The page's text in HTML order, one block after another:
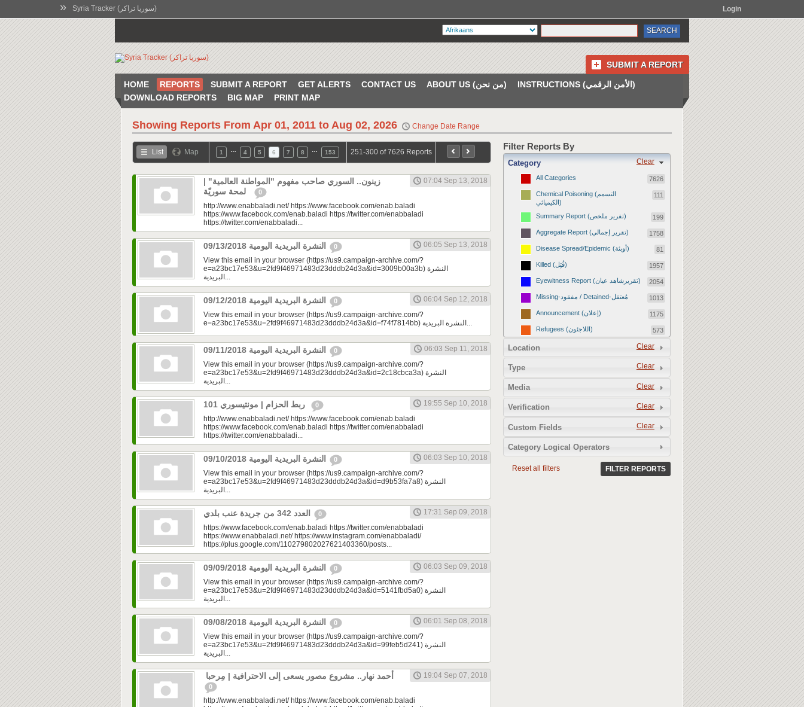
» Syria Tracker (سوريا تراكر) Login
SUBMIT A REPORT
HOME REPORTS SUBMIT A REPORT GET ALERTS CONTACT US ABOUT US (من نحن)
INSTRUCTIONS (الأمن الرقمي)
DOWNLOAD REPORTS
BIG MAP PRINT MAP
Showing Reports From Apr 01, 2011 to Aug 02, 2026 Change Date Range
List Map 1 4 5 6 7 8 153 251-300 of 7626 Reports
زينون.. السوري صاحب مفهوم "المواطنة العالمية" |
0
07:04 Sep 13, 2018
http://www.enabbaladi.net/ https://www.facebook.com/enab.baladi
https://www.facebook.com/enab.baladi https://twitter.com/enabbaladi
https://twitter.com/enabbaladi...
0
06:05 Sep 13, 2018
View this email in your browser (https://us9.campaign-archive.com/?
e=a23bc17e53&u=2fd9f46971483d23dddb24d3a&id=3009b00a3b) النشرة
البريدية...
0
06:04 Sep 12, 2018
View this email in your browser (https://us9.campaign-archive.com/?
e=a23bc17e53&u=2fd9f46971483d23dddb24d3a&id=f74f7814bb) النشرة البريدية...
0
06:03 Sep 11, 2018
View this email in your browser (https://us9.campaign-archive.com/?
e=a23bc17e53&u=2fd9f46971483d23dddb24d3a&id=2c18cbca3a) النشرة
البريدية...
0
19:55 Sep 10, 2018
http://www.enabbaladi.net/ https://www.facebook.com/enab.baladi
https://www.facebook.com/enab.baladi https://twitter.com/enabbaladi
https://twitter.com/enabbaladi...
0
06:03 Sep 10, 2018
View this email in your browser (https://us9.campaign-archive.com/?
e=a23bc17e53&u=2fd9f46971483d23dddb24d3a&id=d9b53fa7a8) النشرة
البريدية...
0
17:31 Sep 09, 2018
https://www.facebook.com/enab.baladi https://twitter.com/enabbaladi
https://www.enabbaladi.net/ https://www.instagram.com/enabbaladi/
https://plus.google.com/110279802027621403360/posts...
0
06:03 Sep 09, 2018
View this email in your browser (https://us9.campaign-archive.com/?
e=a23bc17e53&u=2fd9f46971483d23dddb24d3a&id=5141fbd5a0) النشرة
البريدية...
0
06:01 Sep 08, 2018
View this email in your browser (https://us9.campaign-archive.com/?
e=a23bc17e53&u=2fd9f46971483d23dddb24d3a&id=99feb5d241) النشرة
البريدية...
أحمد نهار.. مشروع مصور يسعى إلى الاحترافية | مِرحبا
0
19:04 Sep 07, 2018
http://www.enabbaladi.net/ https://www.facebook.com/enab.baladi
Filter Reports By
Clear
Category
All Categories 7626
Chemical Poisoning (التسمم
الكيميائي)
111
Summary Report (تقرير ملخص) 199
Aggregate Report (تقرير إجمالي) 1758
Disease Spread/Epidemic (أوبئة) 81
Killed (قُتِل) 1957
Eyewitness Report (تقريرشاهد عيان) 2054
Missing-مفقود / Detained-مُعتقل 1013
Announcement (إعلان) 1175
Refugees (اللاجئون) 573
1672
Revenge Killings (القتل بدافع الانتقام) 11
2
13
Clear
Location
Clear
Type
Clear
Media
Clear
Verification
Clear
Custom Fields
Category Logical Operators
Reset all filters FILTER REPORTS